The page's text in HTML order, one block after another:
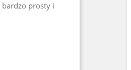
prosty i